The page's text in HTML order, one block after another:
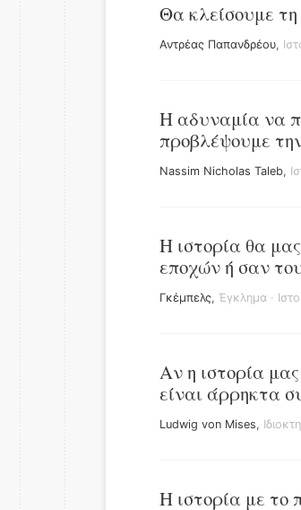
Θα κλείσουμε
Αντρέας Παπανδρέου,
Η αδυναμία να
προβλέψουμε
Nassim Nicholas Taleb,
Η ιστορία θα
εποχών ή σαν
Γκέμπελς, Έγκλημα ·
Αν η ιστορία
είναι άρρηκτα
Ludwig von Mises,
Η ιστορία με το